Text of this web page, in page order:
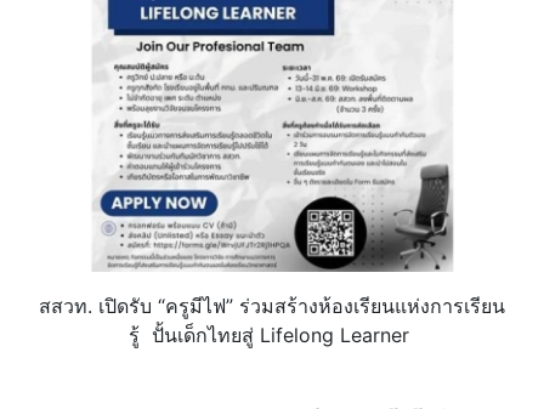
สสวท. เปิดรับ “ครูมีไฟ” ร่วมสร้างห้องเรียนแห่งการเรียน
รู้ ปั้นเด็กไทยสู่ Lifelong Learner